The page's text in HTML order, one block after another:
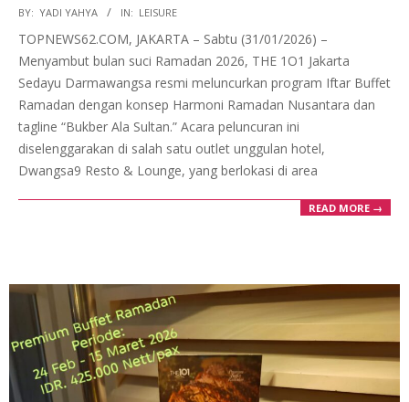
2026-
01-
31
BY: YADI YAHYA IN: LEISURE
TOPNEWS62.COM, JAKARTA – Sabtu (31/01/2026) –
Menyambut bulan suci Ramadan 2026, THE 1O1 Jakarta
Sedayu Darmawangsa resmi meluncurkan program Iftar Buffet
Ramadan dengan konsep Harmoni Ramadan Nusantara dan
tagline “Bukber Ala Sultan.” Acara peluncuran ini
diselenggarakan di salah satu outlet unggulan hotel,
Dwangsa9 Resto & Lounge, yang berlokasi di area
READ MORE →